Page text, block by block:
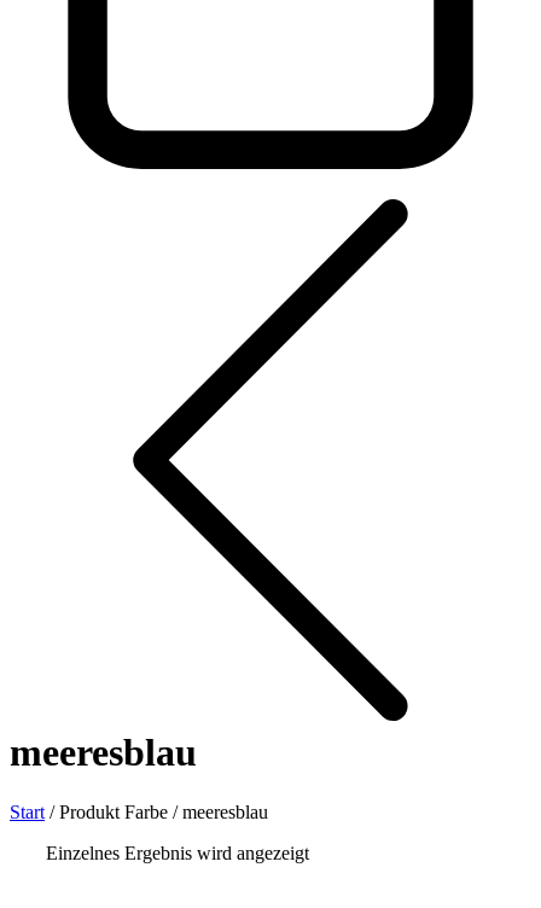
meeresblau
Start /Produkt Farbe /meeresblau
Einzelnes Ergebnis wird angezeigt